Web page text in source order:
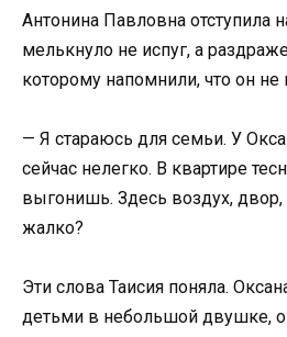
Антонина Павловна отступила
мелькнуло не испуг, а
которому напомнили, что он не
— Я стараюсь для семьи. У
сейчас нелегко. В квартире
выгонишь. Здесь воздух, двор,
жалко?
Эти слова Таисия поняла.
детьми в небольшой двушке,